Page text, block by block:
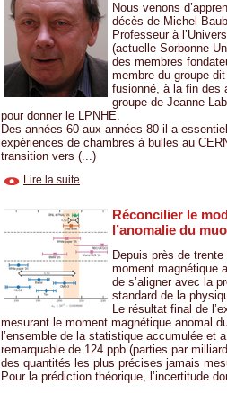
Nous venons
décès de Michel
Professeur à
(actuelle Sorbonne
des membres
membre du groupe
fusionné, à la fin des
groupe de Jeanne
pour donner le LPNHE.
Des années 60 aux années 80 il a
expériences de chambres à bulles au
transition vers (...)
Lire la suite
Réconcilier le
l’anomalie du
Depuis près de
moment magnétique
de s’aligner avec la
standard de la
Le résultat final de
mesurant le moment magnétique anomal
l’ensemble de la statistique accumulée et
remarquable de 124 ppb (parties par
des quantités les plus précises jamais
Pour la prédiction théorique, l’incertitude